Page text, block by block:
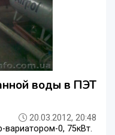
воды в ПЭТ
20.03.2012, 20:48
вариатором-0, 75кВт.